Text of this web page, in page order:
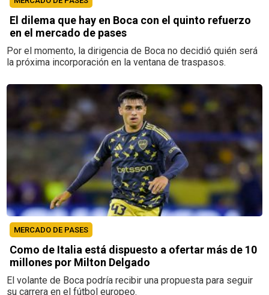
El dilema que hay en Boca con el quinto refuerzo
en el mercado de pases
Por el momento, la dirigencia de Boca no decidió quién será
la próxima incorporación en la ventana de traspasos.
MERCADO DE PASES
Como de Italia está dispuesto a ofertar más de 10
millones por Milton Delgado
El volante de Boca podría recibir una propuesta para seguir
su carrera en el fútbol europeo.